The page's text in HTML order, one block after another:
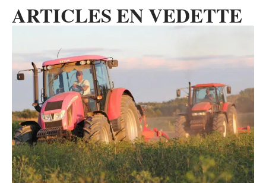
ARTICLES EN VEDETTE